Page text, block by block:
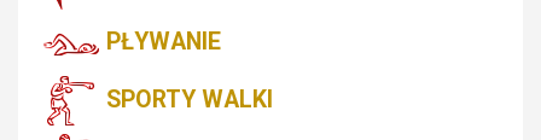
PŁYWANIE
SPORTY WALKI